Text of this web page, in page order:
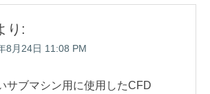
り:
8月24日 11:08 PM
サブマシン用に使用したCFD